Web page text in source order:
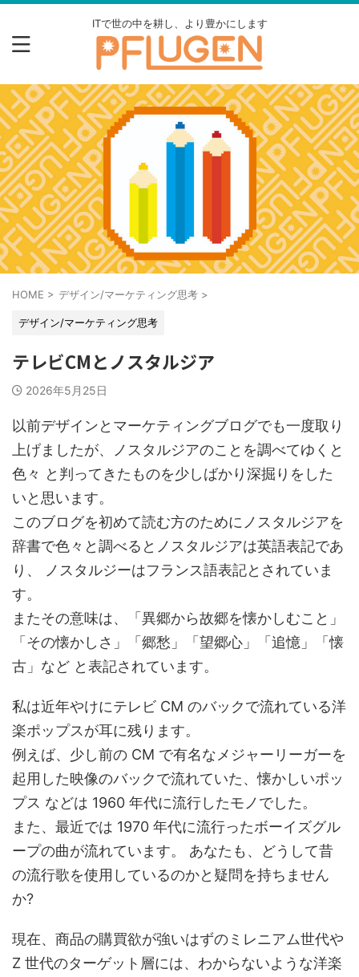
ITで世の中を耕し、より豊かにします
HOME > デザイン/マーケティング思考 >
デザイン/マーケティング思考
テレビCMとノスタルジア
2026年5月25日
以前デザインとマーケティングブログでも一度取り
上げましたが、ノスタルジアのことを調べてゆくと
色々 と判ってきたものを少しばかり深掘りをした
いと思います。
このブログを初めて読む方のためにノスタルジアを
辞書で色々と調べるとノスタルジアは英語表記であ
り、 ノスタルジーはフランス語表記とされていま
す。
またその意味は、「異郷から故郷を懐かしむこと」
「その懐かしさ」「郷愁」「望郷心」「追憶」「懐
古」など と表記されています。
私は近年やけにテレビ CM のバックで流れている洋
楽ポップスが耳に残ります。
例えば、少し前の CM で有名なメジャーリーガーを
起用した映像のバックで流れていた、懐かしいポッ
プス などは 1960 年代に流行したモノでした。
また、最近では 1970 年代に流行ったボーイズグル
ープの曲が流れています。 あなたも、どうして昔
の流行歌を使用しているのかと疑問を持ちません
か?
現在、商品の購買欲が強いはずのミレニアム世代や
Z 世代のターゲット層には、わからないような洋楽